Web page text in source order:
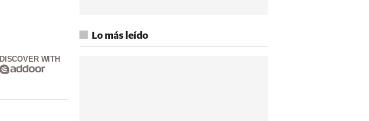
DISCOVER WITH
Lo más leído